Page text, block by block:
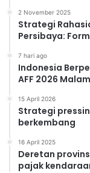
2 November 2025
Strategi
Persibaya:
7 hari ago
Indonesia
AFF 2026
15 April 2026
Strategi
berkembang
16 April 2025
Deretan
pajak